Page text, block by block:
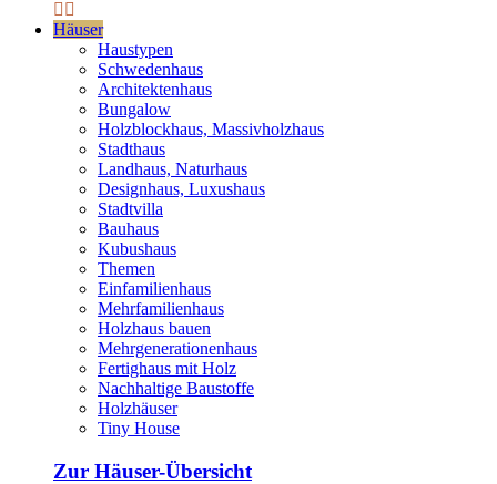
Häuser
Haustypen
Schwedenhaus
Architektenhaus
Bungalow
Holzblockhaus, Massivholzhaus
Stadthaus
Landhaus, Naturhaus
Designhaus, Luxushaus
Stadtvilla
Bauhaus
Kubushaus
Themen
Einfamilienhaus
Mehrfamilienhaus
Holzhaus bauen
Mehrgenerationenhaus
Fertighaus mit Holz
Nachhaltige Baustoffe
Holzhäuser
Tiny House
Zur Häuser-Übersicht